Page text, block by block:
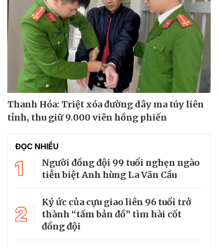
Thanh Hóa: Triệt xóa đường dây ma túy liên
tỉnh, thu giữ 9.000 viên hồng phiến
ĐỌC NHIỀU
1
Người đồng đội 99 tuổi nghẹn ngào
tiễn biệt Anh hùng La Văn Cầu
2
Ký ức của cựu giao liên 96 tuổi trở
thành “tấm bản đồ” tìm hài cốt
đồng đội